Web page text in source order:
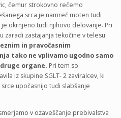
čemur strokovno rečemo
srca je namreč moten tudi
okrnjeno tudi njihovo delovanje. Pri
zaradi zastajanja tekočine v telesu
in pravočasnim
tako ne vplivamo ugodno samo
organe. Pri tem so
iz skupine SGLT- 2 zaviralcev, ki
upočasnijo tudi slabšanje
v ozaveščanje prebivalstva